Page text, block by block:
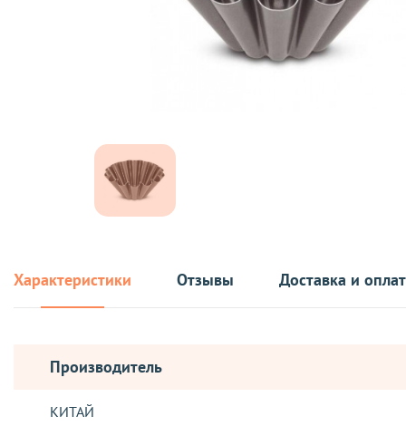
Характеристики Отзывы Доставка и
Производитель
КИТАЙ